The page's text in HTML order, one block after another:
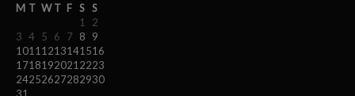
M T W T F S S
1
2
3 4 5 6 7 8
9
1011 1213141516
1718192021 2223
24252627282930